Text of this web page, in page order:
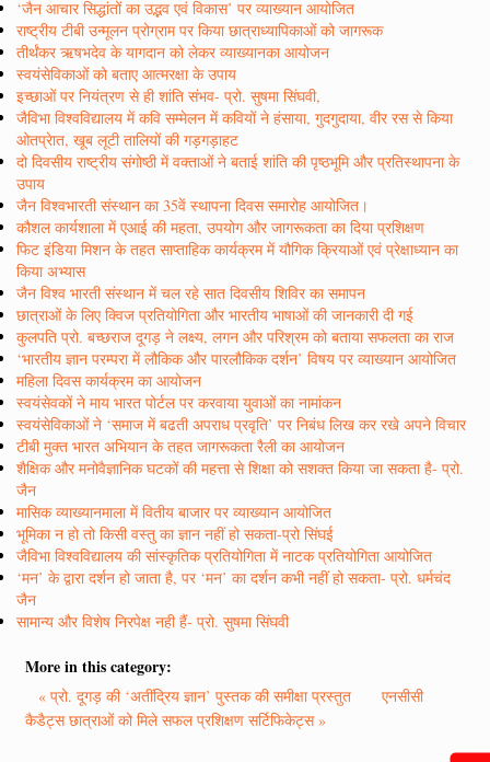
‘जैन आचार सिद्धांतों का उद्भव एवं विकास’ पर व्याख्यान आयोजित
राष्ट्रीय टीबी उन्मूलन प्रोग्राम पर किया छात्राध्यापिकाओं को जागरूक
तीर्थंकर ऋषभदेव के यागदान को लेकर व्याख्यानका आयोजन
स्वयंसेविकाओं को बताए आत्मरक्षा के उपाय
इच्छाओं पर नियंत्रण से ही शांति संभव- प्रो. सुषमा सिंघवी,
जैविभा विश्वविद्यालय में कवि सम्मेलन में कवियों ने हंसाया, गुदगुदाया, वीर रस से किया
ओतप्रेात, खूब लूटी तालियों की गड़गड़ाहट
दो दिवसीय राष्ट्रीय संगोष्ठी में वक्ताओं ने बताई शांति की पृष्ठभूमि और प्रतिस्थापना के
उपाय
जैन विश्वभारती संस्थान का 35वें स्थापना दिवस समारोह आयोजित।
कौशल कार्यशाला में एआई की महता, उपयोग और जागरूकता का दिया प्रशिक्षण
फिट इंडिया मिशन के तहत साप्ताहिक कार्यक्रम में यौगिक क्रियाओं एवं प्रेक्षाध्यान का
किया अभ्यास
जैन विश्व भारती संस्थान में चल रहे सात दिवसीय शिविर का समापन
छात्राओं के लिए क्विज प्रतियोगिता और भारतीय भाषाओं की जानकारी दी गई
कुलपति प्रो. बच्छराज दूगड़ ने लक्ष्य, लगन और परिश्रम को बताया सफलता का राज
‘भारतीय ज्ञान परम्परा में लौकिक और पारलौकिक दर्शन’ विषय पर व्याख्यान आयोजित
महिला दिवस कार्यक्रम का आयोजन
स्वयंसेवकों ने माय भारत पोर्टल पर करवाया युवाओं का नामांकन
स्वयंसेविकाओं ने ‘समाज में बढती अपराध प्रवृति’ पर निबंध लिख कर रखे अपने विचार
टीबी मुक्त भारत अभियान के तहत जागरूकता रैली का आयोजन
शैक्षिक और मनोवैज्ञानिक घटकों की महत्ता से शिक्षा को सशक्त किया जा सकता है- प्रो.
जैन
मासिक व्याख्यानमाला में वितीय बाजार पर व्याख्यान आयोजित
भूमिका न हो तो किसी वस्तु का ज्ञान नहीं हो सकता-प्रो सिंघई
जैविभा विश्वविद्यालय की सांस्कृतिक प्रतियोगिता में नाटक प्रतियोगिता आयोजित
‘मन’ के द्वारा दर्शन हो जाता है, पर ‘मन’ का दर्शन कभी नहीं हो सकता- प्रो. धर्मचंद
जैन
सामान्य और विशेष निरपेक्ष नही हैं- प्रो. सुषमा सिंघवी
More in this category:
« प्रो. दूगड़ की ‘अतींद्रिय ज्ञान’ पुस्तक की समीक्षा प्रस्तुत
एनसीसी
कैडैट्स छात्राओं को मिले सफल प्रशिक्षण सर्टिफिकेट्स »